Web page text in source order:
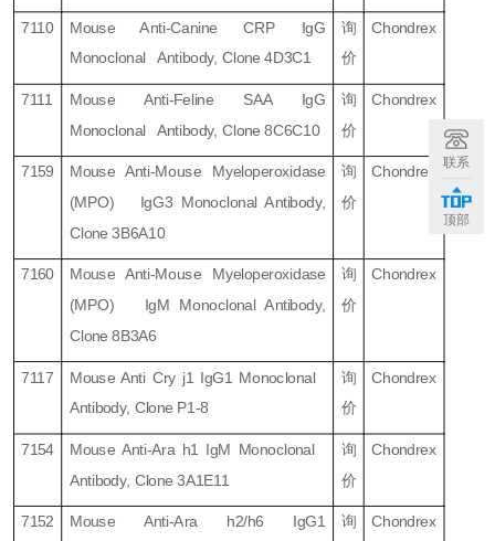
7110 Mouse Anti-Canine CRP IgG
Monoclonal Antibody, Clone 4D3C1
询
价
Chondrex
7111
Mouse Anti-Feline SAA IgG
Monoclonal Antibody, Clone 8C6C10
询
价
Chondrex
7159 Mouse Anti-Mouse Myeloperoxidase
(MPO) IgG3 Monoclonal Antibody,
Clone 3B6A10
询
价
Chondrex
7160
Mouse Anti-Mouse Myeloperoxidase
(MPO) IgM Monoclonal Antibody,
Clone 8B3A6
询
价
Chondrex
7117
Mouse Anti Cry j1 IgG1 Monoclonal
Antibody, Clone P1-8
询
价
Chondrex
7154
Mouse Anti-Ara h1 IgM Monoclonal
Antibody, Clone 3A1E11
询
价
Chondrex
7152 Mouse Anti-Ara h2/h6 IgG1 询 Chondrex
联系
顶部